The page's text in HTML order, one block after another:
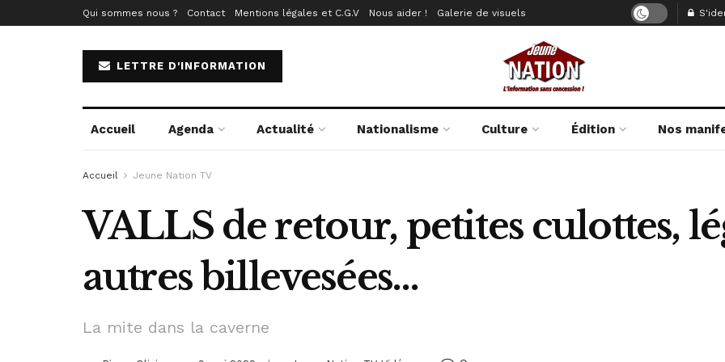
Qui sommes nous ? Contact Mentions légales et C.G.V Nous aider ! Galerie de visuels
LETTRE D'INFORMATION
Accueil Agenda Actualité Nationalisme Culture Édition Nos
Accueil Jeune Nation TV
VALLS de retour, petites culottes,
autres billevesées…
La mite dans la caverne